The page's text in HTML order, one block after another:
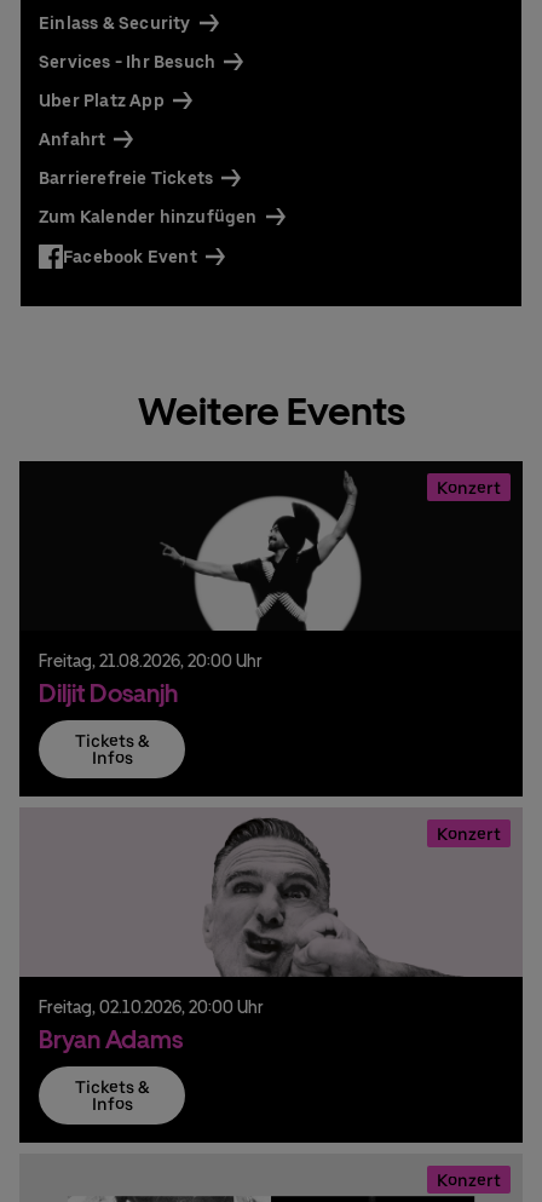
Einlass & Security
Services - Ihr Besuch
Uber Platz App
Anfahrt
Barrierefreie Tickets
Zum Kalender hinzufügen
Facebook Event
Weitere Events
Konzert
Freitag, 21.08.2026, 20:00 Uhr
Diljit Dosanjh
Tickets &
Infos
Konzert
Freitag, 02.10.2026, 20:00 Uhr
Bryan Adams
Tickets &
Infos
Konzert